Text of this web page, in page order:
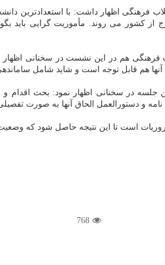
فرهنگی اظهار داشت: با استعدادترین
می روند. مأموریت گرایی باید
هم در این نشست در سخنانی اظهار
هم قابل توجه است و شاید شامل
جلسه در سخنانی اظهار نمود: بحث
و دستورالعمل الحاق آنها به صورت
است تا این نتیجه حاصل شود که
768